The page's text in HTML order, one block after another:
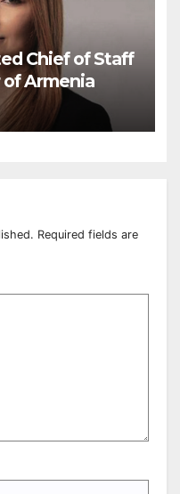
Chief of Staff
Armenia
Required fields are